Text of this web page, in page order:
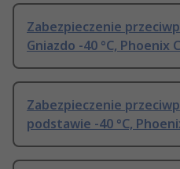
Zabezpieczenie
Gniazdo -40 °C, Phoenix
Zabezpieczenie
podstawie -40 °C,